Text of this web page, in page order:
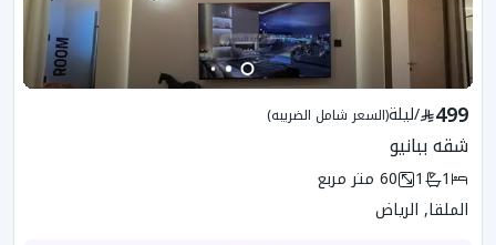
499
/ليلة(السعر شامل الضريبه)
شقه ببانيو
1
1
60 متر مربع
الملقا, الرياض